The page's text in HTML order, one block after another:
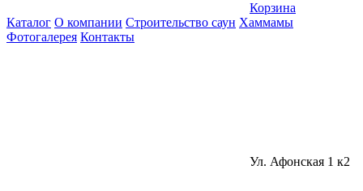
Корзина
Каталог О компании Строительство саун Хаммамы
Фотогалерея Контакты
Ул. Афонская 1 к2